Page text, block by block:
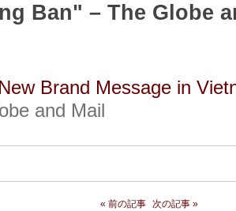
Ban" – The Globe
Brand Message in
and Mail
« 前の記事 次の記事 »